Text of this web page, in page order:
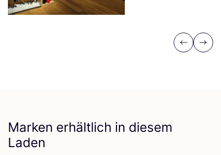
Previous
Next
Marken erhältlich in diesem
Laden